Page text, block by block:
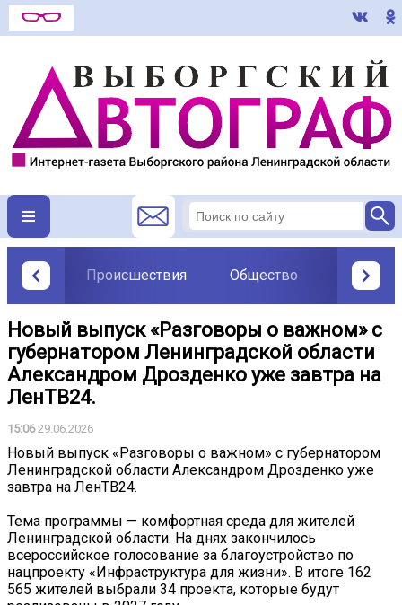
Происшествия Общество
Новый выпуск «Разговоры о важном» с
губернатором Ленинградской области
Александром Дрозденко уже завтра на
ЛенТВ24.
15:0629.06.2026
Новый выпуск «Разговоры о важном» с губернатором
Ленинградской области Александром Дрозденко уже
завтра на ЛенТВ24.
Тема программы — комфортная среда для жителей
Ленинградской области. На днях закончилось
всероссийское голосование за благоустройство по
нацпроекту «Инфраструктура для жизни». В итоге 162
565 жителей выбрали 34 проекта, которые будут